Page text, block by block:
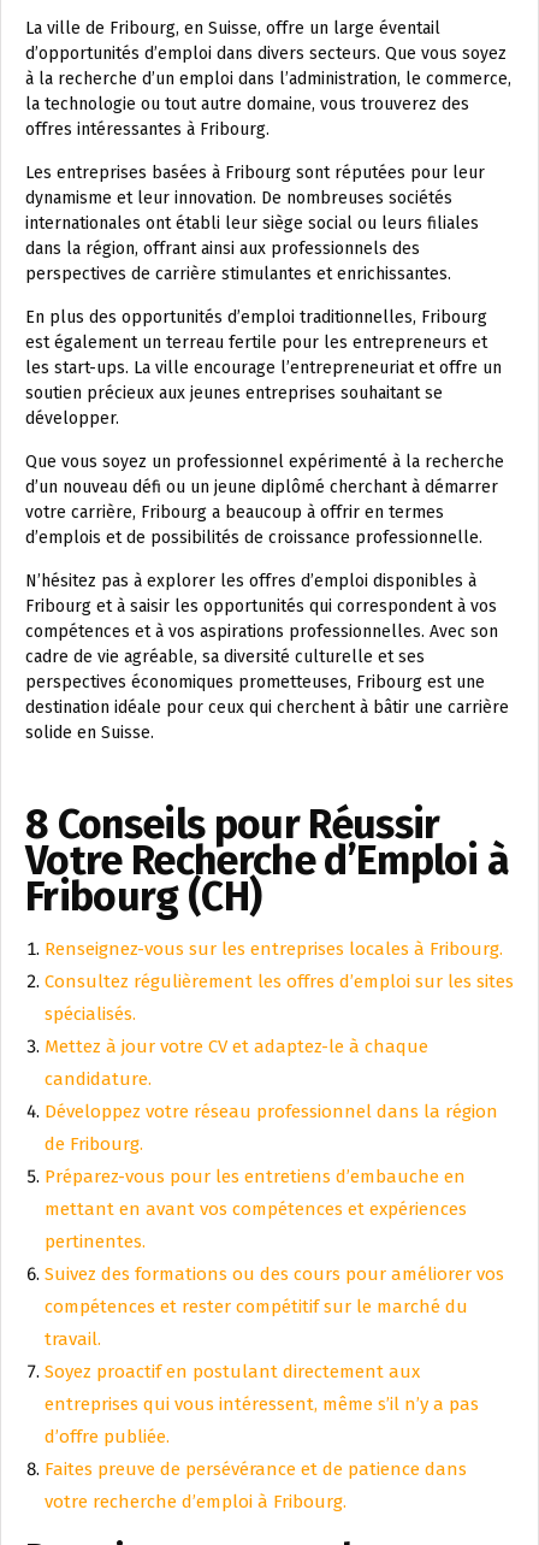
La ville de Fribourg, en Suisse, offre un large éventail
d’opportunités d’emploi dans divers secteurs. Que vous soyez
à la recherche d’un emploi dans l’administration, le commerce,
la technologie ou tout autre domaine, vous trouverez des
offres intéressantes à Fribourg.
Les entreprises basées à Fribourg sont réputées pour leur
dynamisme et leur innovation. De nombreuses sociétés
internationales ont établi leur siège social ou leurs filiales
dans la région, offrant ainsi aux professionnels des
perspectives de carrière stimulantes et enrichissantes.
En plus des opportunités d’emploi traditionnelles, Fribourg
est également un terreau fertile pour les entrepreneurs et
les start-ups. La ville encourage l’entrepreneuriat et offre un
soutien précieux aux jeunes entreprises souhaitant se
développer.
Que vous soyez un professionnel expérimenté à la recherche
d’un nouveau défi ou un jeune diplômé cherchant à démarrer
votre carrière, Fribourg a beaucoup à offrir en termes
d’emplois et de possibilités de croissance professionnelle.
N’hésitez pas à explorer les offres d’emploi disponibles à
Fribourg et à saisir les opportunités qui correspondent à vos
compétences et à vos aspirations professionnelles. Avec son
cadre de vie agréable, sa diversité culturelle et ses
perspectives économiques prometteuses, Fribourg est une
destination idéale pour ceux qui cherchent à bâtir une carrière
solide en Suisse.
8 Conseils pour Réussir
Votre Recherche d’Emploi à
Fribourg (CH)
Renseignez-vous sur les entreprises locales à Fribourg.
Consultez régulièrement les offres d’emploi sur les sites
spécialisés.
Mettez à jour votre CV et adaptez-le à chaque
candidature.
Développez votre réseau professionnel dans la région
de Fribourg.
Préparez-vous pour les entretiens d’embauche en
mettant en avant vos compétences et expériences
pertinentes.
Suivez des formations ou des cours pour améliorer vos
compétences et rester compétitif sur le marché du
travail.
Soyez proactif en postulant directement aux
entreprises qui vous intéressent, même s’il n’y a pas
d’offre publiée.
Faites preuve de persévérance et de patience dans
votre recherche d’emploi à Fribourg.